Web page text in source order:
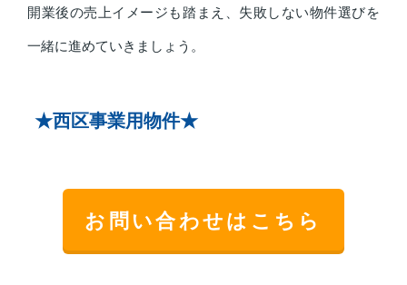
開業後の売上イメージも踏まえ、失敗しない物件選びを
一緒に進めていきましょう。
★西区事業用物件★
お問い合わせはこちら